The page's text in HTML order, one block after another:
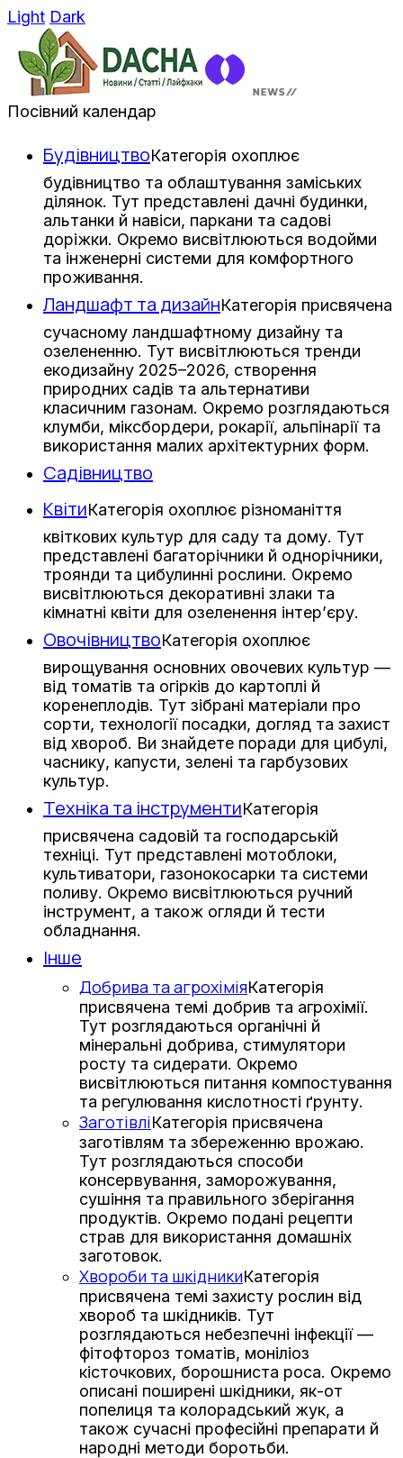
Light Dark
Посівний календар
БудівництвоКатегорія охоплює
будівництво та облаштування заміських
ділянок. Тут представлені дачні будинки,
альтанки й навіси, паркани та садові
доріжки. Окремо висвітлюються водойми
та інженерні системи для комфортного
проживання.
Ландшафт та дизайнКатегорія присвячена
сучасному ландшафтному дизайну та
озелененню. Тут висвітлюються тренди
екодизайну 2025–2026, створення
природних садів та альтернативи
класичним газонам. Окремо розглядаються
клумби, міксбордери, рокарії, альпінарії та
використання малих архітектурних форм.
Садівництво
КвітиКатегорія охоплює різноманіття
квіткових культур для саду та дому. Тут
представлені багаторічники й однорічники,
троянди та цибулинні рослини. Окремо
висвітлюються декоративні злаки та
кімнатні квіти для озеленення інтер’єру.
ОвочівництвоКатегорія охоплює
вирощування основних овочевих культур —
від томатів та огірків до картоплі й
коренеплодів. Тут зібрані матеріали про
сорти, технології посадки, догляд та захист
від хвороб. Ви знайдете поради для цибулі,
часнику, капусти, зелені та гарбузових
культур.
Техніка та інструментиКатегорія
присвячена садовій та господарській
техніці. Тут представлені мотоблоки,
культиватори, газонокосарки та системи
поливу. Окремо висвітлюються ручний
інструмент, а також огляди й тести
обладнання.
Інше
Добрива та агрохіміяКатегорія
присвячена темі добрив та агрохімії.
Тут розглядаються органічні й
мінеральні добрива, стимулятори
росту та сидерати. Окремо
висвітлюються питання компостування
та регулювання кислотності ґрунту.
ЗаготівліКатегорія присвячена
заготівлям та збереженню врожаю.
Тут розглядаються способи
консервування, заморожування,
сушіння та правильного зберігання
продуктів. Окремо подані рецепти
страв для використання домашніх
заготовок.
Хвороби та шкідникиКатегорія
присвячена темі захисту рослин від
хвороб та шкідників. Тут
розглядаються небезпечні інфекції —
фітофтороз томатів, моніліоз
кісточкових, борошниста роса. Окремо
описані поширені шкідники, як-от
попелиця та колорадський жук, а
також сучасні професійні препарати й
народні методи боротьби.